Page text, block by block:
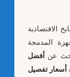
الاقتصادية
المدمجة
عن أفضل
أسعار تفصيل